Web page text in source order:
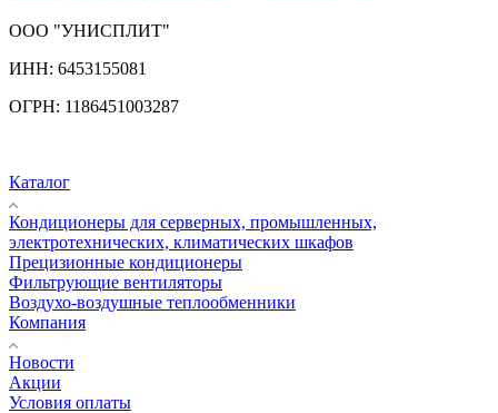
ООО "УНИСПЛИТ"
ИНН: 6453155081
ОГРН: 1186451003287
Каталог
Кондиционеры для серверных, промышленных,
электротехнических, климатических шкафов
Прецизионные кондиционеры
Фильтрующие вентиляторы
Воздухо-воздушные теплообменники
Компания
Новости
Акции
Условия оплаты